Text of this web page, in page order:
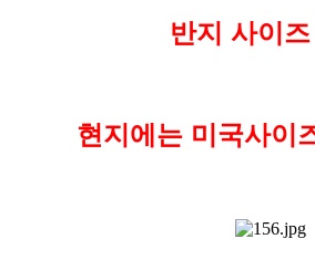
반지 사이
현지에는 미국사이